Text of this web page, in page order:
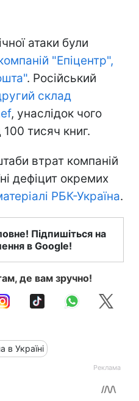
атаки були
"Епіцентр",
. Російський
склад
, унаслідок чого
тисяч книг.
втрат компаній
дефіцит окремих
РБК-Україна.
Підпишіться на
в Google!
де вам зручно!
в Україні